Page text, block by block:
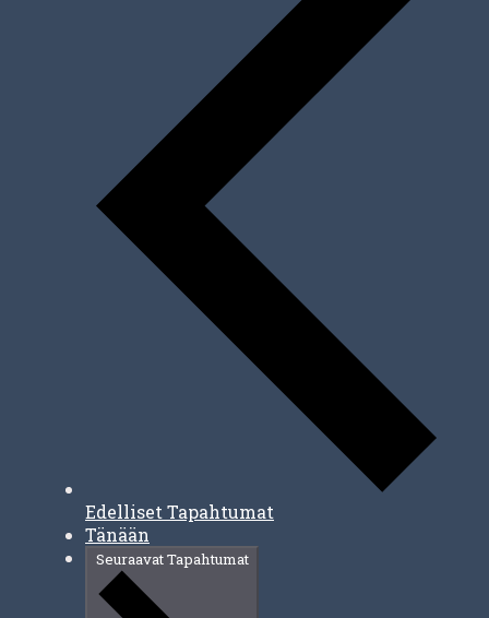
EdellisetTapahtumat
Tänään
SeuraavatTapahtumat